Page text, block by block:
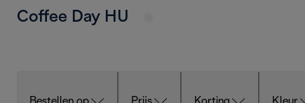
Coffee Day HU